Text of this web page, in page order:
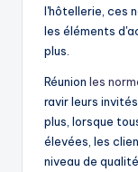
l'hôtellerie, ces
les éléments
plus.
Réunion les
ravir leurs
plus, lorsque
élevées, les
niveau de